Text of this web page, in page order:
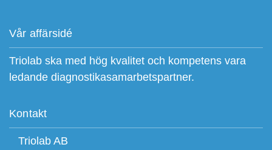
Vår affärsidé
Triolab ska med hög kvalitet och kompetens vara
ledande diagnostikasamarbetspartner.
Kontakt
Triolab AB